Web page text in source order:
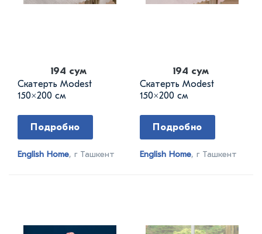
194 сум
Скатерть Modest
150×200 см
Подробно
English Home, г Ташкент
194 сум
Скатерть Modest
150×200 см
Подробно
English Home, г Ташкент